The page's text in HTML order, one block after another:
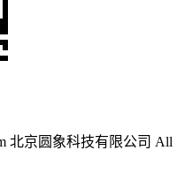
北京圆象科技有限公司 All